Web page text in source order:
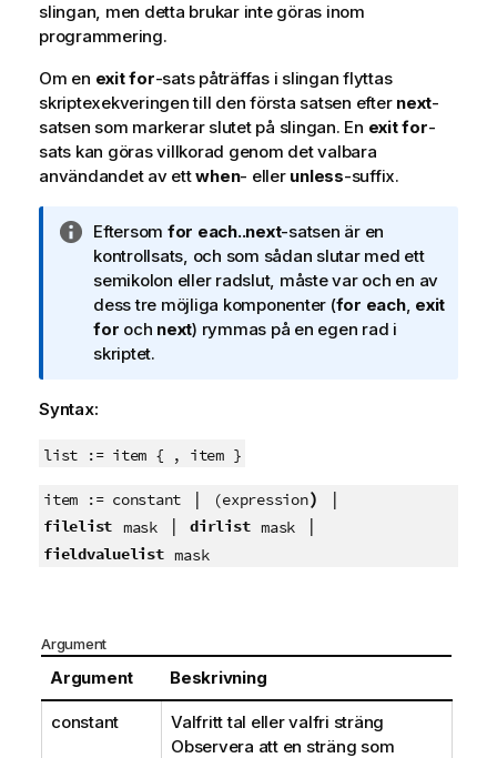
slingan, men detta brukar inte göras inom
programmering.
Om en exit for-sats påträffas i slingan flyttas
skriptexekveringen till den första satsen efter next-
satsen som markerar slutet på slingan. En exit for-
sats kan göras villkorad genom det valbara
användandet av ettwhen- eller unless-suffix.
A
n
t
e
c
k
i
g
m
i
n
m
a
t
i
Eftersom for each..next-satsen är en
kontrollsats, och som sådan slutar med ett
semikolon eller radslut, måste var och en av
dess tre möjliga komponenter (for each, exit
for och next) rymmas på en egen rad i
skriptet.
Syntax:
list := item { , item }
item := constant | (expression) |
filelist mask| dirlist mask |
fieldvaluelist mask
Argument
Argument Beskrivning
constant
Valfritt tal eller valfri sträng
Observera att en sträng som